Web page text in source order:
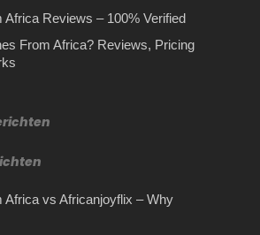
belangrijke tips voor
afleggen van een
tips voor je theorie
examen op de planning…
hoe je stilte
in goud!
zou denken dat de meeste
waardebepaling
Africa Reviews – 100% Verified
From Africa? Reviews, Pricing
Africa vs Africanjoyflix – Why